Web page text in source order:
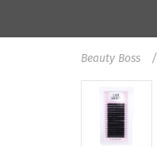
Beauty Boss